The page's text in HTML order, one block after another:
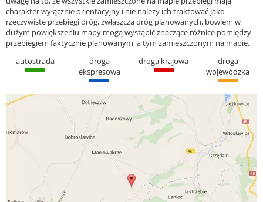
charakter wyłącznie orientacyjny i nie należy ich traktować jako
rzeczywiste przebiegi dróg, zwłaszcza dróg planowanych, bowiem w
dużym powiększeniu mapy mogą wystąpić znaczące różnice pomiędzy
przebiegiem faktycznie planowanym, a tym zamieszczonym na mapie.
autostrada
droga
ekspresowa
droga krajowa
droga
wojewódzka